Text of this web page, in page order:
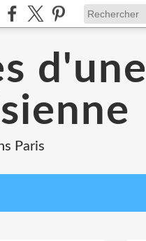
d'une
Paris